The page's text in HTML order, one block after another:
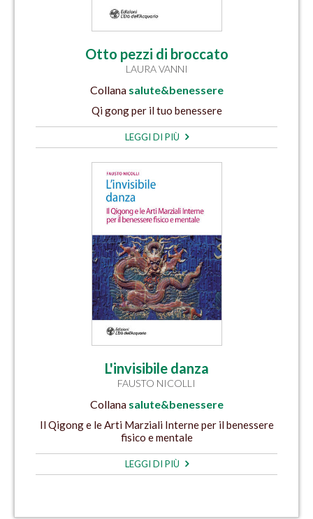
Otto pezzi di broccato
LAURA VANNI
Collana salute&benessere
Qi gong per il tuo benessere
LEGGI DI PIÙ
L'invisibile danza
FAUSTO NICOLLI
Collana salute&benessere
Il Qigong e le Arti Marziali Interne per il benessere
fisico e mentale
LEGGI DI PIÙ